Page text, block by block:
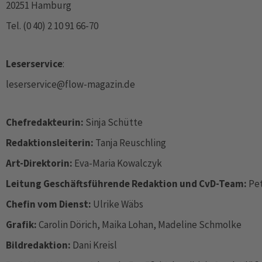
20251 Hamburg
Tel. (0 40) 2 10 91 66-70
Leserservice:
leserservice@flow-magazin.de
Chefredakteurin: Sinja Schütte
Redaktionsleiterin: Tanja Reuschling
Art-Direktorin: Eva-Maria Kowalczyk
Leitung Geschäftsführende Redaktion und CvD-Team:
Chefin vom Dienst: Ulrike Wäbs
Grafik: Carolin Dörich, Maika Lohan, Madeline Schmolke
Bildredaktion: Dani Kreisl